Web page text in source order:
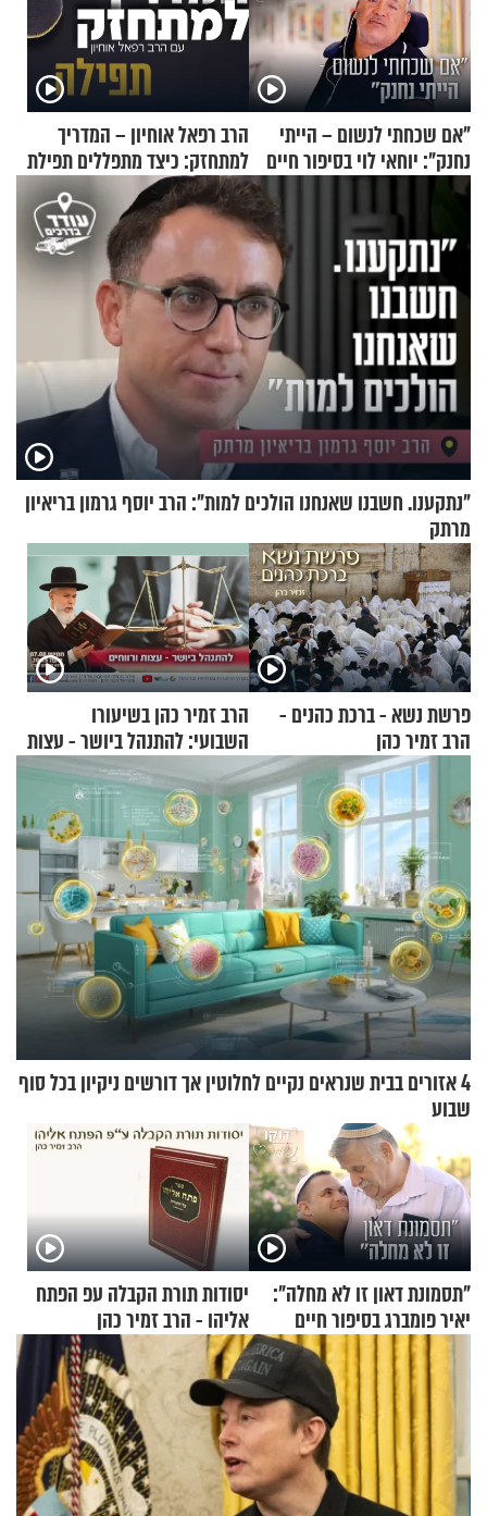
"אם שכחתי לנשום – הייתי
נחנק": יוחאי לוי בסיפור חיים
מעורר השראה
הרב רפאל אוחיון – המדריך
למתחזק: כיצד מתפללים תפילת
שמונה עשרה?
"נתקענו. חשבנו שאנחנו הולכים למות": הרב יוסף גרמון בריאיון
מרתק
פרשת נשא - ברכת כהנים -
הרב זמיר כהן
הרב זמיר כהן בשיעורו
השבועי: להתנהל ביושר - עצות
ורווחים
4 אזורים בבית שנראים נקיים לחלוטין אך דורשים ניקיון בכל סוף
שבוע
"תסמונת דאון זו לא מחלה":
יאיר פומברג בסיפור חיים
מעורר השראה
יסודות תורת הקבלה עפ הפתח
אליהו - הרב זמיר כהן